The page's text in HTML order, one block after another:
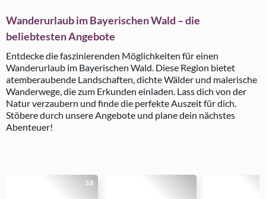
Wanderurlaub im Bayerischen Wald – die
beliebtesten Angebote
Entdecke die faszinierenden Möglichkeiten für einen
Wanderurlaub im Bayerischen Wald. Diese Region bietet
atemberaubende Landschaften, dichte Wälder und malerische
Wanderwege, die zum Erkunden einladen. Lass dich von der
Natur verzaubern und finde die perfekte Auszeit für dich.
Stöbere durch unsere Angebote und plane dein nächstes
Abenteuer!
3.8